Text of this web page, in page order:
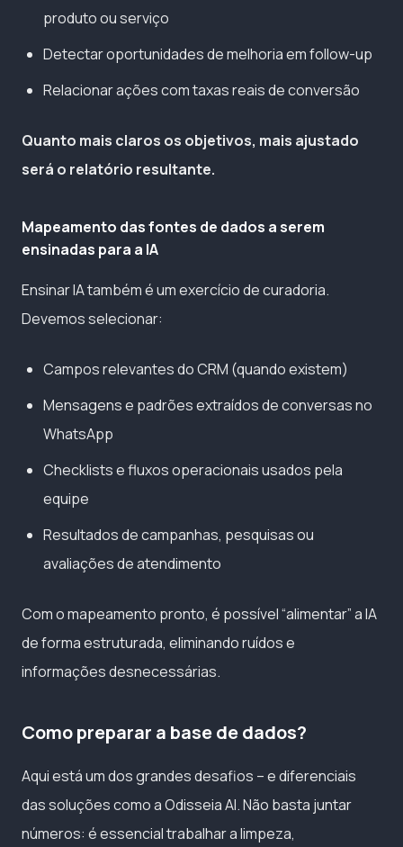
produto ou serviço
Detectar oportunidades de melhoria em follow-up
Relacionar ações com taxas reais de conversão
Quanto mais claros os objetivos, mais ajustado
será o relatório resultante.
Mapeamento das fontes de dados a serem
ensinadas para a IA
Ensinar IA também é um exercício de curadoria.
Devemos selecionar:
Campos relevantes do CRM (quando existem)
Mensagens e padrões extraídos de conversas no
WhatsApp
Checklists e fluxos operacionais usados pela
equipe
Resultados de campanhas, pesquisas ou
avaliações de atendimento
Com o mapeamento pronto, é possível “alimentar” a IA
de forma estruturada, eliminando ruídos e
informações desnecessárias.
Como preparar a base de dados?
Aqui está um dos grandes desafios – e diferenciais
das soluções como a Odisseia AI. Não basta juntar
números: é essencial trabalhar a limpeza,